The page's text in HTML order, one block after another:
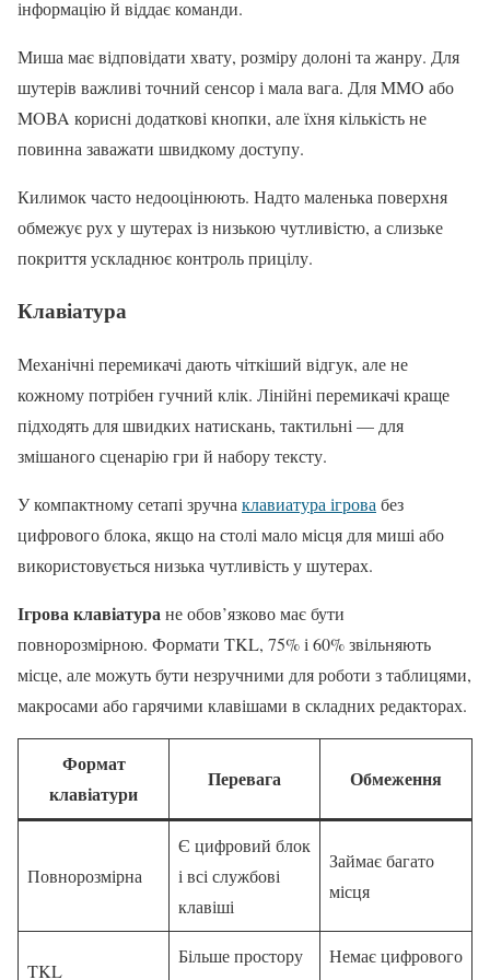
інформацію й віддає команди.
Миша має відповідати хвату, розміру долоні та жанру. Для
шутерів важливі точний сенсор і мала вага. Для MMO або
MOBA корисні додаткові кнопки, але їхня кількість не
повинна заважати швидкому доступу.
Килимок часто недооцінюють. Надто маленька поверхня
обмежує рух у шутерах із низькою чутливістю, а слизьке
покриття ускладнює контроль прицілу.
Клавіатура
Механічні перемикачі дають чіткіший відгук, але не
кожному потрібен гучний клік. Лінійні перемикачі краще
підходять для швидких натискань, тактильні — для
змішаного сценарію гри й набору тексту.
У компактному сетапі зручна клавиатура ігрова без
цифрового блока, якщо на столі мало місця для миші або
використовується низька чутливість у шутерах.
Ігрова клавіатуране обов’язково має бути
повнорозмірною. Формати TKL, 75% і 60% звільняють
місце, але можуть бути незручними для роботи з таблицями,
макросами або гарячими клавішами в складних редакторах.
Формат
клавіатури
Перевага Обмеження
Повнорозмірна
Є цифровий блок
і всі службові
клавіші
Займає багато
місця
TKL
Більше простору
Немає цифрового